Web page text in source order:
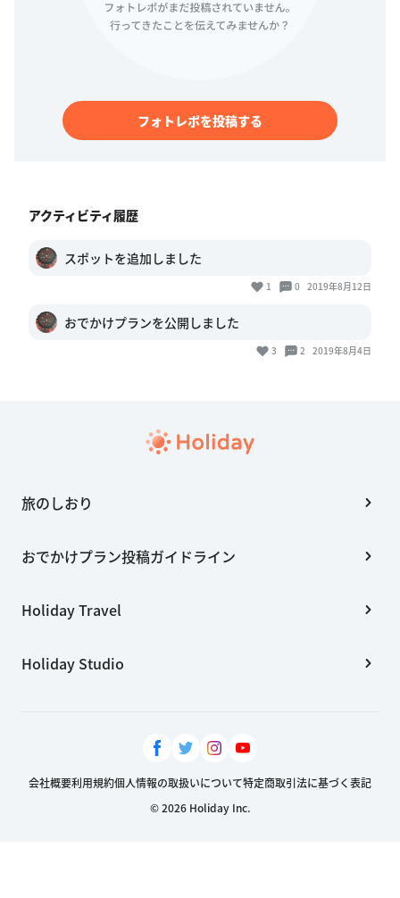
フォトレポを投稿する
アクティビティ履歴
スポットを追加しました
1 0 2019年8月12日
おでかけプランを公開しました
3 2 2019年8月4日
旅のしおり
おでかけプラン投稿ガイドライン
Holiday Travel
Holiday Studio
会社概要利用規約個人情報の取扱いについて特定商取引法に基づく表記
© 2026 Holiday Inc.